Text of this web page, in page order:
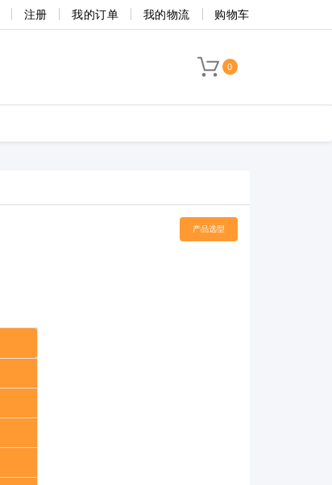
注册 我的订单 我的物流 购物车
0
产品选型